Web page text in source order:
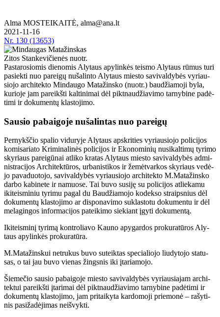
Alma MOSTEIKAITĖ, alma@ana.lt
2021-11-16
Nr. 130 (13653)
Zitos Stankevičienės nuotr.
Pas­ta­ro­sio­mis die­no­mis Aly­taus apy­lin­kės teis­mo Aly­taus rū­mus tu­ri
pa­siek­ti nuo pa­rei­gų nu­ša­lin­to Aly­taus mies­to sa­vi­val­dy­bės vy­riau­
sio­jo ar­chi­tek­to Min­dau­go Ma­ta­žins­ko (nuotr.) bau­džia­mo­ji by­la,
kurioje jam pa­reikš­ti kal­ti­ni­mai dėl pik­tnau­džia­vi­mo tar­ny­bi­ne pa­dė­
ti­mi ir do­ku­men­tų klas­to­ji­mo.
Sau­sio pa­bai­go­je nu­ša­lin­tas nuo pa­rei­gų
Per­nykš­čio spa­lio vi­du­ry­je Aly­taus ap­skri­ties vy­riau­sio­jo po­li­ci­jos
ko­mi­sa­ria­to Kri­mi­na­li­nės po­li­ci­jos ir Eko­no­mi­nių nu­si­kal­ti­mų ty­ri­mo
sky­riaus pa­rei­gū­nai at­li­ko kra­tas Aly­taus mies­to sa­vi­val­dy­bės ad­mi­
nist­ra­ci­jos Ar­chi­tek­tū­ros, ur­ba­nis­ti­kos ir že­mė­tvarkos sky­riaus ve­dė­
jo pa­va­duo­to­jo, sa­vi­val­dy­bės vy­riau­sio­jo ar­chi­tek­to M.Ma­ta­žins­ko
dar­bo ka­bi­ne­te ir na­muo­se. Tai bu­vo su­si­ję su policijos at­lie­ka­mu
iki­teis­mi­niu ty­ri­mu pa­gal du Bau­džia­mo­jo ko­dek­so straips­nius dėl
do­ku­men­tų klas­to­ji­mo ar dis­po­na­vi­mo su­klas­to­tu do­ku­men­tu ir dėl
me­la­gin­gos in­for­ma­ci­jos pa­tei­ki­mo sie­kiant įgy­ti do­ku­men­tą.
Iki­teis­mi­nį ty­ri­mą kon­tro­lia­vo Kau­no apy­gar­dos pro­ku­ra­tū­ros Aly­
taus apy­lin­kės pro­ku­ra­tū­ra.
M.Ma­ta­žins­kui ne­tru­kus bu­vo su­teik­tas spe­cia­lio­jo liu­dy­to­jo sta­tu­
sas, o tai jau bu­vo vie­nas žings­nis iki įta­ria­mo­jo.
Šie­me­čio sau­sio pa­bai­go­je mies­to sa­vi­val­dy­bės vy­riau­sia­jam ar­chi­
tek­tui pa­reikš­ti įta­ri­mai dėl pik­tnau­džia­vi­mo tar­ny­bi­ne pa­dė­ti­mi ir
do­ku­men­tų klas­to­ji­mo, jam pri­tai­ky­ta kar­do­mo­ji prie­mo­nė – ra­šy­ti­
nis pa­si­ža­dė­ji­mas ne­iš­vyk­ti.